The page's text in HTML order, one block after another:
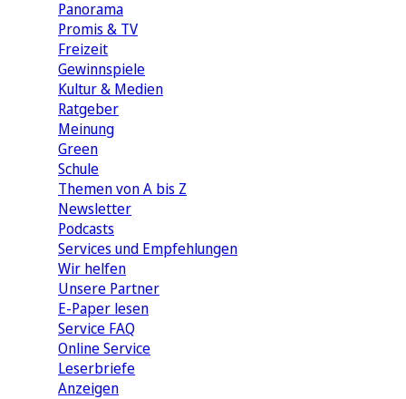
Panorama
Promis & TV
Freizeit
Gewinnspiele
Kultur & Medien
Ratgeber
Meinung
Green
Schule
Themen von A bis Z
Newsletter
Podcasts
Services und Empfehlungen
Wir helfen
Unsere Partner
E-Paper lesen
Service FAQ
Online Service
Leserbriefe
Anzeigen